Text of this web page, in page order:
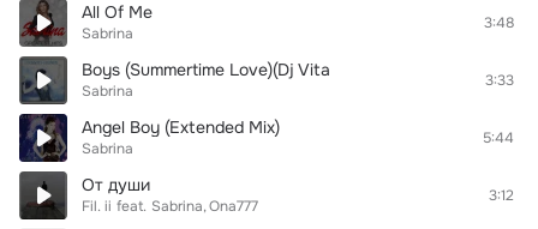
All Of Me
Sabrina
3:48
Boys (Summertime Love)(Dj Vita
Sabrina
3:33
Angel Boy (Extended Mix)
Sabrina
5:44
От души
Fil. ii feat. Sabrina Ona777
3:12